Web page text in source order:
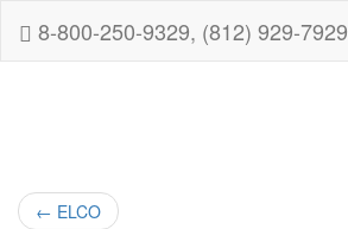
8-800-250-9329, (812) 929-7929
← ELCO